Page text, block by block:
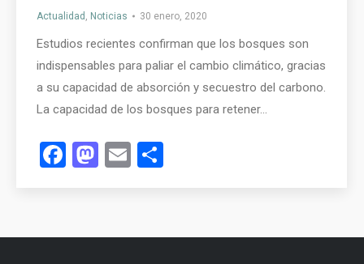
Actualidad , Noticias 30 enero, 2020
Estudios recientes confirman que los bosques son
indispensables para paliar el cambio climático, gracias
a su capacidad de absorción y secuestro del carbono.
La capacidad de los bosques para retener…
Facebook
Mastodon
Email